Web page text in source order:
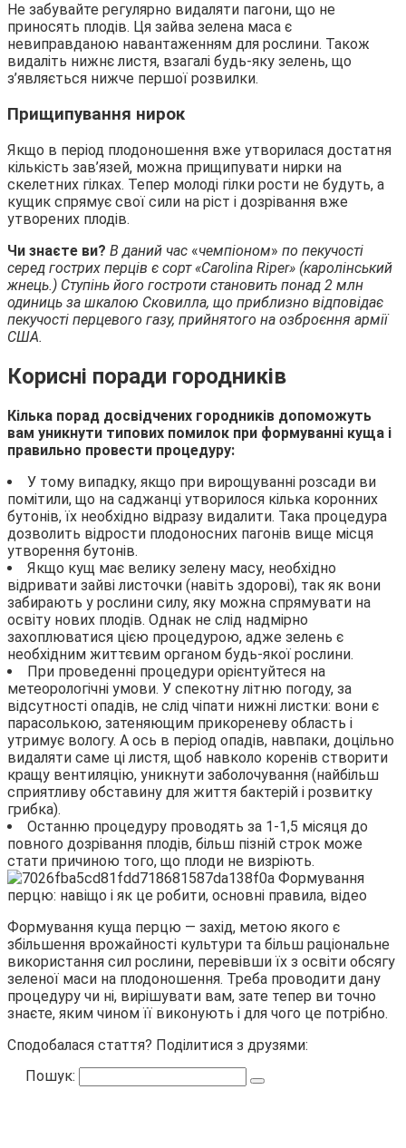
Не забувайте регулярно видаляти пагони, що не
приносять плодів. Ця зайва зелена маса є
невиправданою навантаженням для рослини. Також
видаліть нижнє листя, взагалі будь-яку зелень, що
з’являється нижче першої розвилки.
Прищипування нирок
Якщо в період плодоношення вже утворилася достатня
кількість зав’язей, можна прищипувати нирки на
скелетних гілках. Тепер молоді гілки рости не будуть, а
кущик спрямує свої сили на ріст і дозрівання вже
утворених плодів.
Чи знаєте ви? В даний час «чемпіоном» по пекучості
серед гострих перців є сорт «Carolina Riper» (каролінський
жнець.) Ступінь його гостроти становить понад 2 млн
одиниць за шкалою Сковилла, що приблизно відповідає
пекучості перцевого газу, прийнятого на озброєння армії
США.
Корисні поради городників
Кілька порад досвідчених городників допоможуть
вам уникнути типових помилок при формуванні куща і
правильно провести процедуру:
У тому випадку, якщо при вирощуванні розсади ви
помітили, що на саджанці утворилося кілька коронних
бутонів, їх необхідно відразу видалити. Така процедура
дозволить відрости плодоносних пагонів вище місця
утворення бутонів.
Якщо кущ має велику зелену масу, необхідно
відривати зайві листочки (навіть здорові), так як вони
забирають у рослини силу, яку можна спрямувати на
освіту нових плодів. Однак не слід надмірно
захоплюватися цією процедурою, адже зелень є
необхідним життєвим органом будь-якої рослини.
При проведенні процедури орієнтуйтеся на
метеорологічні умови. У спекотну літню погоду, за
відсутності опадів, не слід чіпати нижні листки: вони є
парасолькою, затеняющим прикореневу область і
утримує вологу. А ось в період опадів, навпаки, доцільно
видаляти саме ці листя, щоб навколо коренів створити
кращу вентиляцію, уникнути заболочування (найбільш
сприятливу обставину для життя бактерій і розвитку
грибка).
Останню процедуру проводять за 1-1,5 місяця до
повного дозрівання плодів, більш пізній строк може
стати причиною того, що плоди не визріють.
Формування куща перцю — захід, метою якого є
збільшення врожайності культури та більш раціональне
використання сил рослини, перевівши їх з освіти обсягу
зеленої маси на плодоношення. Треба проводити дану
процедуру чи ні, вирішувати вам, зате тепер ви точно
знаєте, яким чином її виконують і для чого це потрібно.
Сподобалася стаття? Поділитися з друзями:
Пошук: